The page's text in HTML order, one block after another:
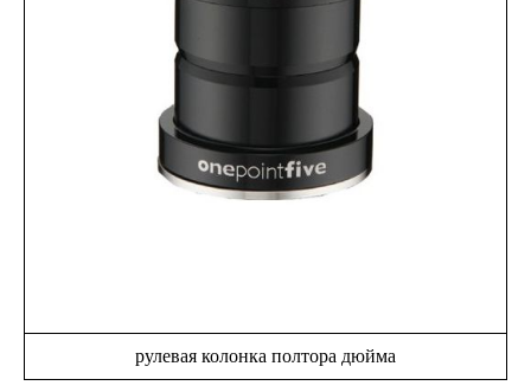
рулевая колонка полтора дюйма